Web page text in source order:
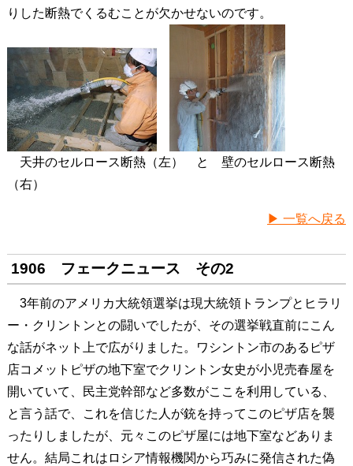
りした断熱でくるむことが欠かせないのです。
天井のセルロース断熱（左） と 壁のセルロース断熱
（右）
▶ 一覧へ戻る
1906 フェークニュース その2
3年前のアメリカ大統領選挙は現大統領トランプとヒラリ
ー・クリントンとの闘いでしたが、その選挙戦直前にこん
な話がネット上で広がりました。ワシントン市のあるピザ
店コメットピザの地下室でクリントン女史が小児売春屋を
開いていて、民主党幹部など多数がここを利用している、
と言う話で、これを信じた人が銃を持ってこのピザ店を襲
ったりしましたが、元々このピザ屋には地下室などありま
せん。結局これはロシア情報機関から巧みに発信された偽